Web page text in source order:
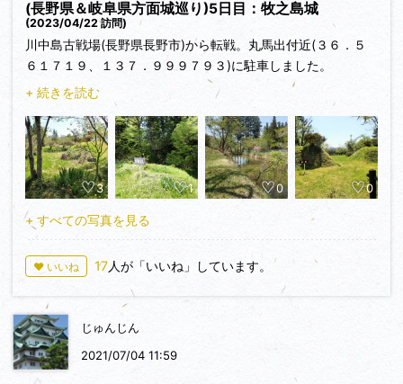
(長野県＆岐阜県方面城巡り)5日目：牧之島城
(2023/04/22 訪問)
川中島古戦場(長野県長野市)から転戦。丸馬出付近(３６．５
６１７１９、１３７．９９９７９３)に駐車しました。
築城年代は定かではないようですが、香坂氏によって築かれた
と云われています。
滋野系香坂氏代々の居城でしたが、川中島合戦で上杉氏に通じ
たため、1561年(永禄4年)武田信玄によって香坂氏は誅され、
その名跡は娘婿の春日弾正虎綱が継ぎました。
その後、深志城主馬場信房によって牧之島城は改修され馬場信
房が城代となります。
その子馬場昌房が城将となり、上尾城主の平林正恒も在城しま
した。
1582年(天正10年)武田氏が滅亡すると、上杉景勝が牧之島城
を奪い芋川親正を置いた守らせますが、1598年(慶長3年)上杉
氏の会津転封により移っていきました。
1603年(慶長8年)松平忠輝が松代城主となると家老を置いて守
+ 続きを読む
3 1 0 0
+ すべての写真を見る
♥ いいね 17人が「いいね」しています。
じゅんじん
2021/07/04 11:59